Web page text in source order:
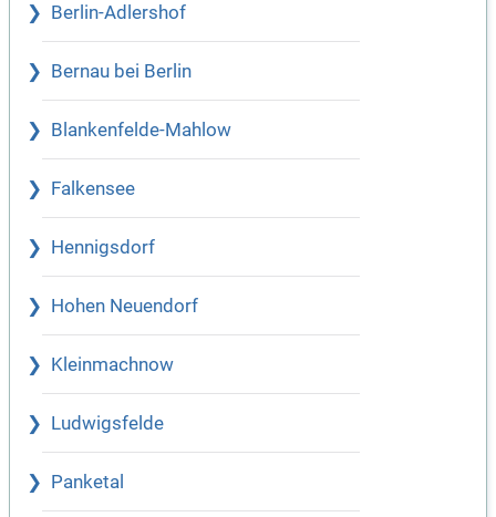
Berlin-Adlershof
Bernau bei Berlin
Blankenfelde-Mahlow
Falkensee
Hennigsdorf
Hohen Neuendorf
Kleinmachnow
Ludwigsfelde
Panketal